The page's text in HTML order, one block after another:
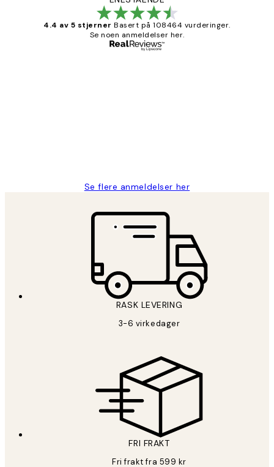
4.4 av 5 stjerner Basert på 108464 vurderinger.
Se noen anmeldelser her.
Se flere anmeldelser her
RASK LEVERING
3-6 virkedager
FRI FRAKT
Fri frakt fra 599 kr